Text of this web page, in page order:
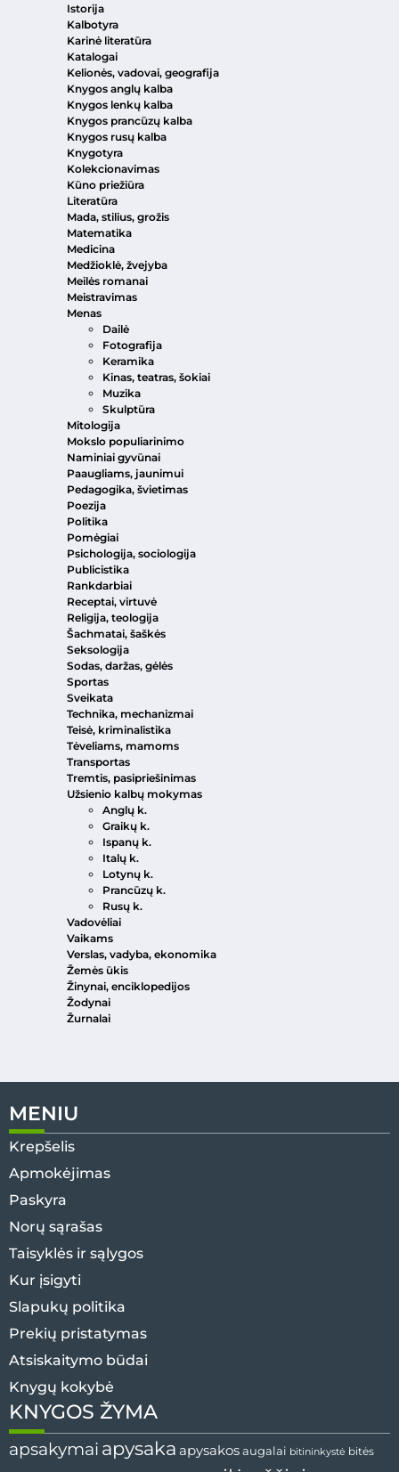
Istorija
Kalbotyra
Karinė literatūra
Katalogai
Kelionės, vadovai, geografija
Knygos anglų kalba
Knygos lenkų kalba
Knygos prancūzų kalba
Knygos rusų kalba
Knygotyra
Kolekcionavimas
Kūno priežiūra
Literatūra
Mada, stilius, grožis
Matematika
Medicina
Medžioklė, žvejyba
Meilės romanai
Meistravimas
Menas
Dailė
Fotografija
Keramika
Kinas, teatras, šokiai
Muzika
Skulptūra
Mitologija
Mokslo populiarinimo
Naminiai gyvūnai
Paaugliams, jaunimui
Pedagogika, švietimas
Poezija
Politika
Pomėgiai
Psichologija, sociologija
Publicistika
Rankdarbiai
Receptai, virtuvė
Religija, teologija
Šachmatai, šaškės
Seksologija
Sodas, daržas, gėlės
Sportas
Sveikata
Technika, mechanizmai
Teisė, kriminalistika
Tėveliams, mamoms
Transportas
Tremtis, pasipriešinimas
Užsienio kalbų mokymas
Anglų k.
Graikų k.
Ispanų k.
Italų k.
Lotynų k.
Prancūzų k.
Rusų k.
Vadovėliai
Vaikams
Verslas, vadyba, ekonomika
Žemės ūkis
Žinynai, enciklopedijos
Žodynai
Žurnalai
MENIU
Krepšelis
Apmokėjimas
Paskyra
Norų sąrašas
Taisyklės ir sąlygos
Kur įsigyti
Slapukų politika
Prekių pristatymas
Atsiskaitymo būdai
Knygų kokybė
KNYGOS ŽYMA
apsakymai apysaka apysakos augalai bitininkystė bitės